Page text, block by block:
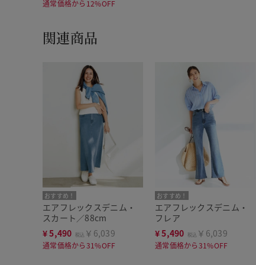
通常価格から12%OFF
関連商品
おすすめ！
エアフレックスデニム・
スカート／88cm
¥5,490 税込 ￥6,039
通常価格から31%OFF
おすすめ！
エアフレックスデニム・
フレア
¥5,490 税込 ￥6,039
通常価格から31%OFF